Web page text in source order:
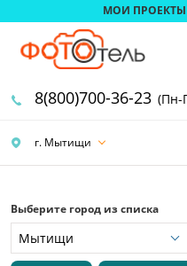
МОИ ПРОЕКТЫ
г. Мытищи
8(800)700-36-23 (Пн-
Выберите город из списка